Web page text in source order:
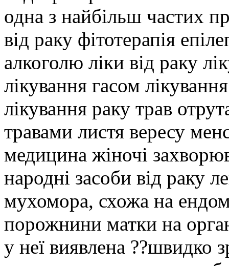
одна з найбільш частих
від раку фітотерапія
алкоголю ліки від раку
лікування гасом
лікування раку трав
травами листя вересу
медицина жіночі
народні засоби від раку
мухомора, схожа на
порожнини матки на
у неї виявлена ??швидко